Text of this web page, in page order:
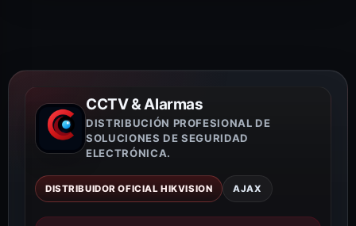
CCTV & Alarmas
DISTRIBUCIÓN PROFESIONAL DE
SOLUCIONES DE SEGURIDAD
ELECTRÓNICA.
DISTRIBUIDOR OFICIAL HIKVISION AJAX